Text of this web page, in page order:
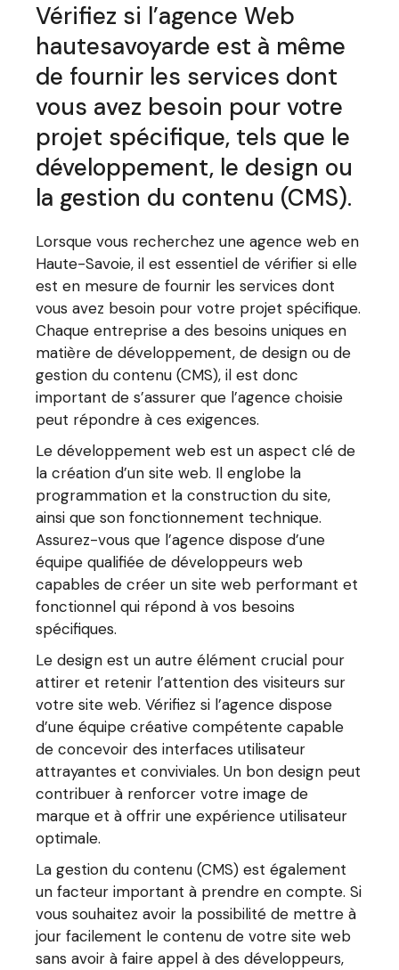
Vérifiez si l’agence Web
hautesavoyarde est à même
de fournir les services dont
vous avez besoin pour votre
projet spécifique, tels que le
développement, le design ou
la gestion du contenu (CMS).
Lorsque vous recherchez une agence web en
Haute-Savoie, il est essentiel de vérifier si elle
est en mesure de fournir les services dont
vous avez besoin pour votre projet spécifique.
Chaque entreprise a des besoins uniques en
matière de développement, de design ou de
gestion du contenu (CMS), il est donc
important de s’assurer que l’agence choisie
peut répondre à ces exigences.
Le développement web est un aspect clé de
la création d’un site web. Il englobe la
programmation et la construction du site,
ainsi que son fonctionnement technique.
Assurez-vous que l’agence dispose d’une
équipe qualifiée de développeurs web
capables de créer un site web performant et
fonctionnel qui répond à vos besoins
spécifiques.
Le design est un autre élément crucial pour
attirer et retenir l’attention des visiteurs sur
votre site web. Vérifiez si l’agence dispose
d’une équipe créative compétente capable
de concevoir des interfaces utilisateur
attrayantes et conviviales. Un bon design peut
contribuer à renforcer votre image de
marque et à offrir une expérience utilisateur
optimale.
La gestion du contenu (CMS) est également
un facteur important à prendre en compte. Si
vous souhaitez avoir la possibilité de mettre à
jour facilement le contenu de votre site web
sans avoir à faire appel à des développeurs,